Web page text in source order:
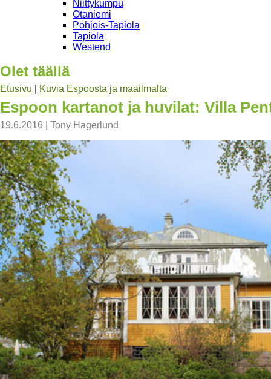
Niittykumpu
Otaniemi
Pohjois-Tapiola
Tapiola
Westend
Olet täällä
Etusivu Kuvia Espoosta ja maailmalta
Espoon kartanot ja huvilat: Villa
19.6.2016 Tony Hagerlund